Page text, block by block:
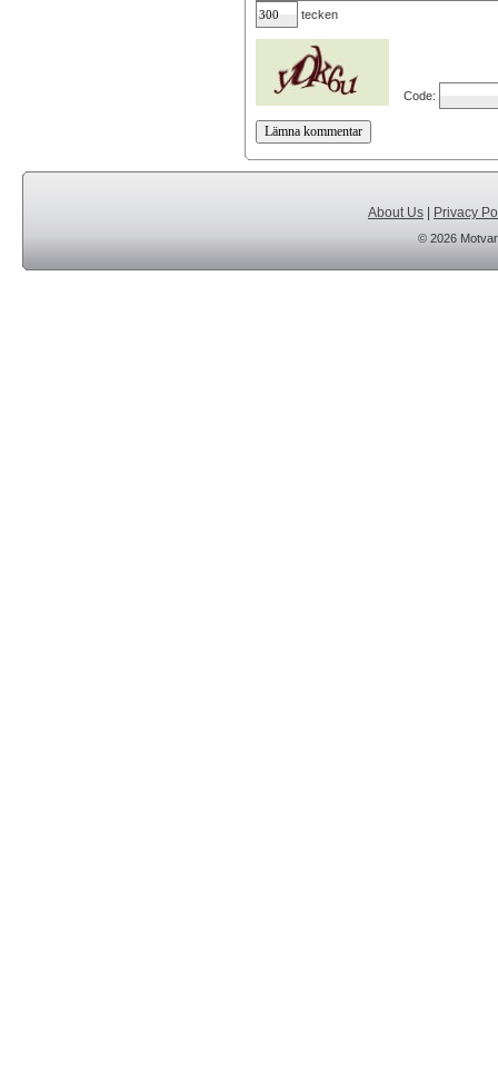
tecken
Code:
About Us Privacy
© 2026